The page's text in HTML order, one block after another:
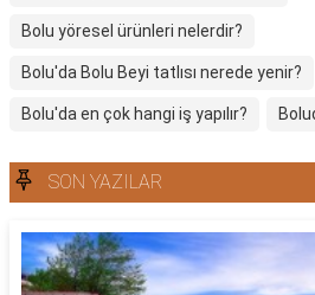
Bolu yöresel ürünleri nelerdir?
Bolu'da Bolu Beyi tatlısı nerede yenir?
Bolu'da en çok hangi iş yapılır?
SON YAZILAR